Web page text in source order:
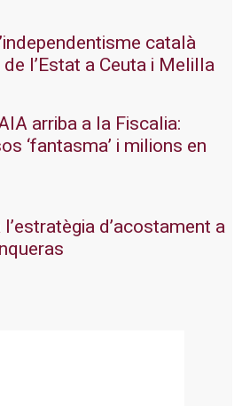
català
l’Estat a Ceuta i Melilla
arriba a la Fiscalia:
‘fantasma’ i milions en
d’acostament a